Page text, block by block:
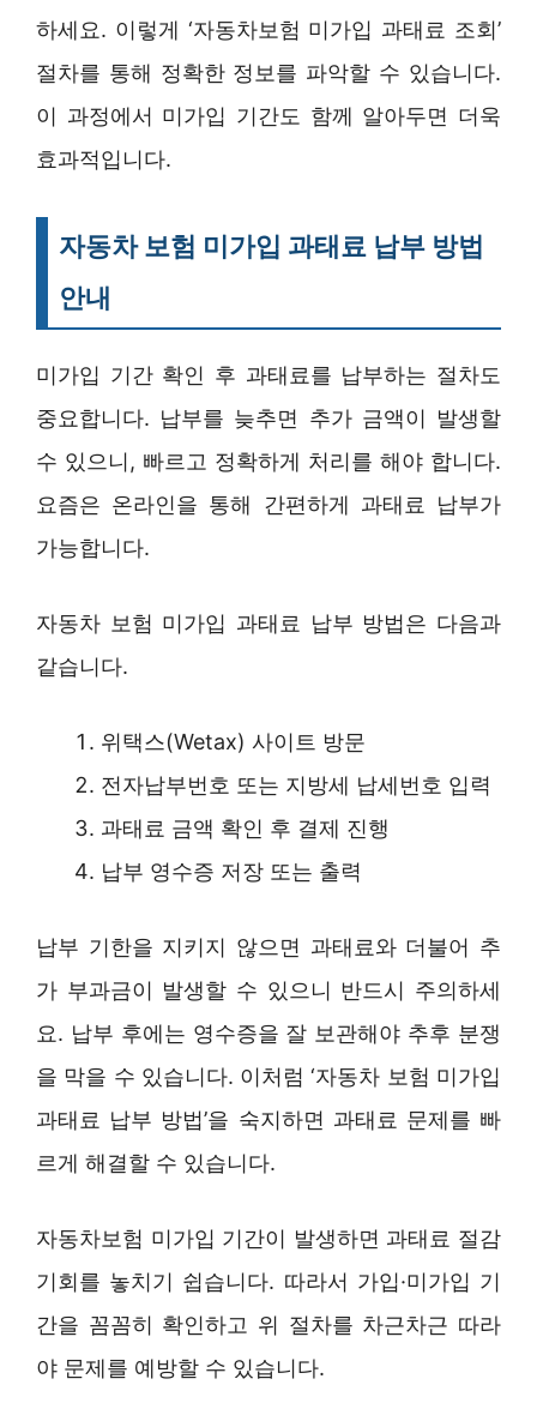
하세요. 이렇게 ‘자동차보험 미가입 과태료 조회’
절차를 통해 정확한 정보를 파악할 수 있습니다.
이 과정에서 미가입 기간도 함께 알아두면 더욱
효과적입니다.
자동차 보험 미가입 과태료 납부 방법
안내
미가입 기간 확인 후 과태료를 납부하는 절차도
중요합니다. 납부를 늦추면 추가 금액이 발생할
수 있으니, 빠르고 정확하게 처리를 해야 합니다.
요즘은 온라인을 통해 간편하게 과태료 납부가
가능합니다.
자동차 보험 미가입 과태료 납부 방법은 다음과
같습니다.
위택스(Wetax) 사이트 방문
전자납부번호 또는 지방세 납세번호 입력
과태료 금액 확인 후 결제 진행
납부 영수증 저장 또는 출력
납부 기한을 지키지 않으면 과태료와 더불어 추
가 부과금이 발생할 수 있으니 반드시 주의하세
요. 납부 후에는 영수증을 잘 보관해야 추후 분쟁
을 막을 수 있습니다. 이처럼 ‘자동차 보험 미가입
과태료 납부 방법’을 숙지하면 과태료 문제를 빠
르게 해결할 수 있습니다.
자동차보험 미가입 기간이 발생하면 과태료 절감
기회를 놓치기 쉽습니다. 따라서 가입·미가입 기
간을 꼼꼼히 확인하고 위 절차를 차근차근 따라
야 문제를 예방할 수 있습니다.